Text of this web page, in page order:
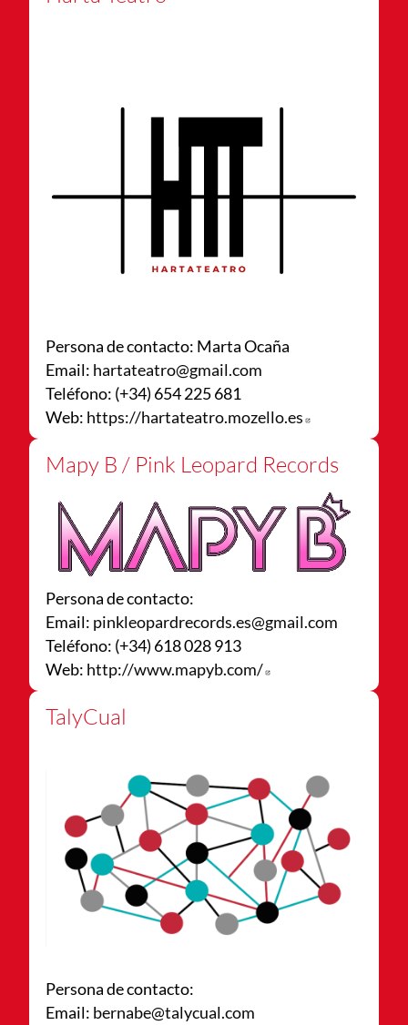
Persona de contacto: Marta Ocaña
Email: hartateatro@gmail.com
Teléfono: (+34) 654 225 681
Web: https://hartateatro.mozello.es
Mapy B / Pink Leopard Records
Persona de contacto:
Email: pinkleopardrecords.es@gmail.com
Teléfono: (+34) 618 028 913
Web: http://www.mapyb.com/
TalyCual
Persona de contacto:
Email: bernabe@talycual.com